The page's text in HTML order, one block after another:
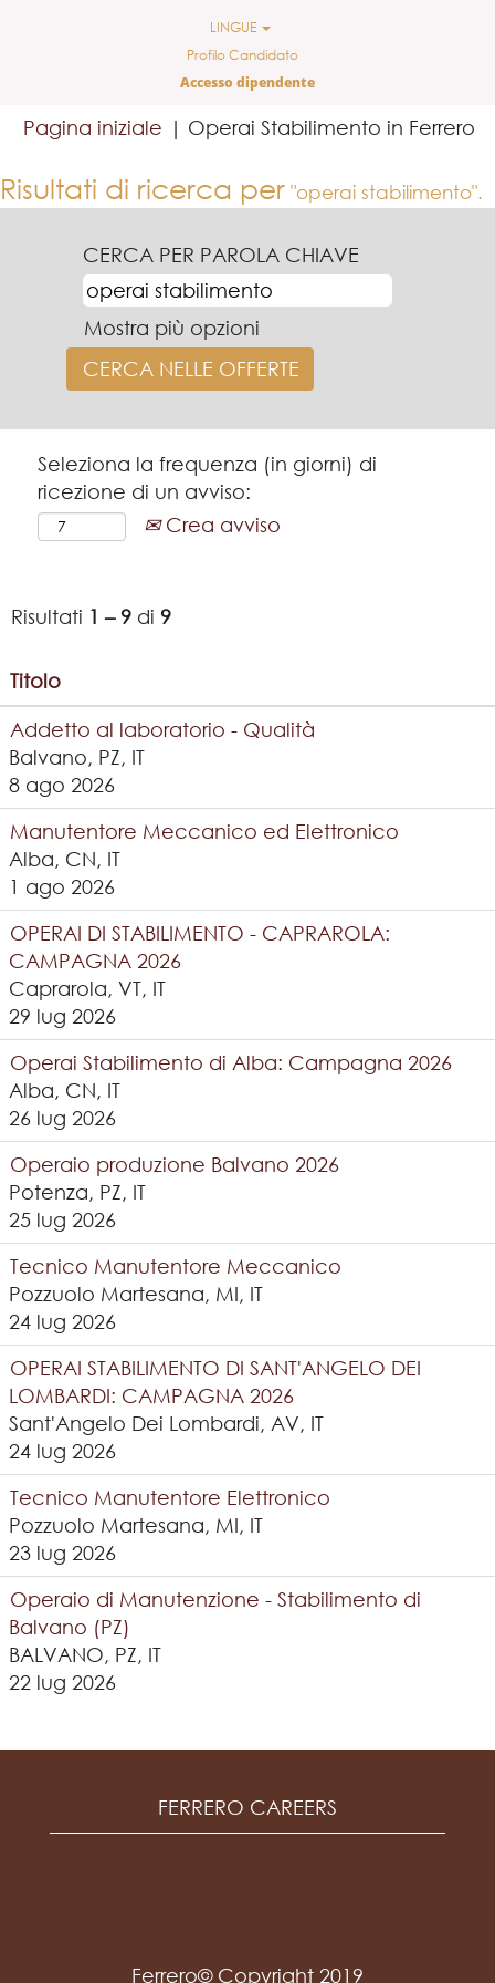
LINGUE
Profilo Candidato
Accesso dipendente
Pagina iniziale | Operai Stabilimento in Ferrero
Risultati di ricerca per "operai stabilimento".
CERCA PER PAROLA CHIAVE
Mostra più opzioni
Seleziona la frequenza (in giorni) di
ricezione di un avviso:
Crea avviso
Risultati 1 – 9 di 9
Titolo
Addetto al laboratorio - Qualità
Balvano, PZ, IT
8 ago 2026
Manutentore Meccanico ed Elettronico
Alba, CN, IT
1 ago 2026
OPERAI DI STABILIMENTO - CAPRAROLA:
CAMPAGNA 2026
Caprarola, VT, IT
29 lug 2026
Operai Stabilimento di Alba: Campagna 2026
Alba, CN, IT
26 lug 2026
Operaio produzione Balvano 2026
Potenza, PZ, IT
25 lug 2026
Tecnico Manutentore Meccanico
Pozzuolo Martesana, MI, IT
24 lug 2026
OPERAI STABILIMENTO DI SANT'ANGELO DEI
LOMBARDI: CAMPAGNA 2026
Sant'Angelo Dei Lombardi, AV, IT
24 lug 2026
Tecnico Manutentore Elettronico
Pozzuolo Martesana, MI, IT
23 lug 2026
Operaio di Manutenzione - Stabilimento di
Balvano (PZ)
BALVANO, PZ, IT
22 lug 2026
FERRERO CAREERS
Ferrero© Copyright 2019